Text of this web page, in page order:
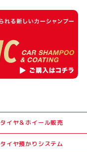
タイヤ＆ホイール販売
タイヤ預かりシステム